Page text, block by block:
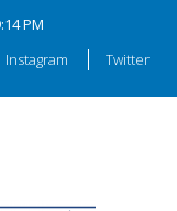
PM
Instagram Twitter